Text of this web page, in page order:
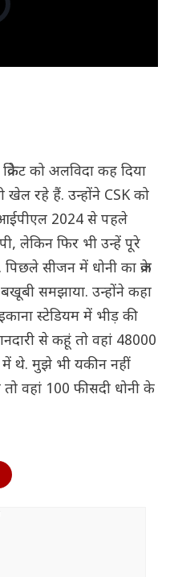
को अलविदा कह दिया
रहे हैं. उन्होंने CSK को
आईपीएल 2024 से पहले
लेकिन फिर भी उन्हें पूरे
सीजन में धोनी का क्रेज
समझाया. उन्होंने कहा
स्टेडियम में भीड़ की
से कहूं तो वहां 48000
में थे. मुझे भी यकीन नहीं
वहां 100 फीसदी धोनी के